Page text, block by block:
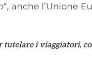
“, anche l’Unione
tutelare i viaggiatori,